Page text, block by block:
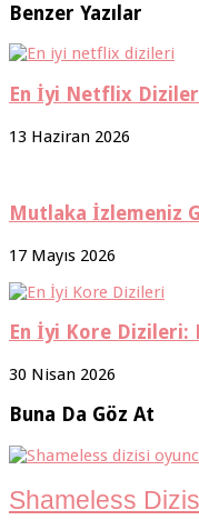
Benzer Yazılar
En İyi Netflix
13 Haziran 2026
Mutlaka İzlemeniz
17 Mayıs 2026
En İyi Kore Dizileri:
30 Nisan 2026
Buna Da Göz At
Shameless